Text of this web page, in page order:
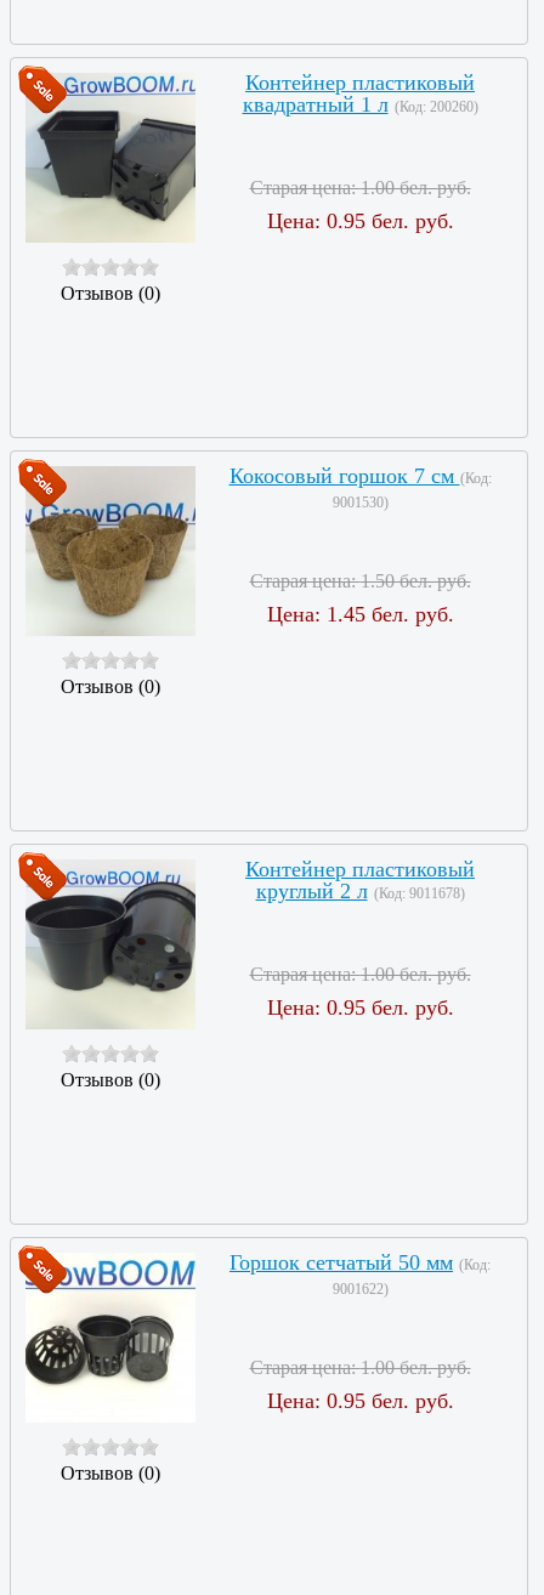
Отзывов (0)
Контейнер пластиковый
квадратный 1 л (Код: 200260)
Старая цена:1.00 бел. руб.
Цена: 0.95 бел. руб.
Отзывов (0)
Кокосовый горшок 7 см (Код:
9001530)
Старая цена:1.50 бел. руб.
Цена: 1.45 бел. руб.
Отзывов (0)
Контейнер пластиковый
круглый 2 л (Код: 9011678)
Старая цена:1.00 бел. руб.
Цена: 0.95 бел. руб.
Отзывов (0)
Горшок сетчатый 50 мм (Код:
9001622)
Старая цена:1.00 бел. руб.
Цена: 0.95 бел. руб.